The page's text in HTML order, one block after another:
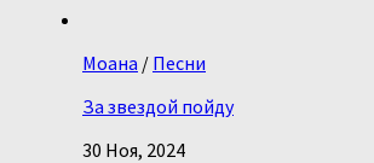
Моана / Песни
За звездой пойду
30 Ноя, 2024